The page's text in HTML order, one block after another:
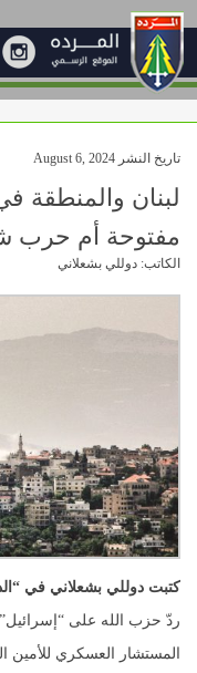
تاريخ النشر August 6, 2024
لبنان
مفتوحة أم حرب
الكاتب: دوللي بشعلاني
كتبت دوللي بشعلاني في
ردّ حزب الله على “إسرائيل”
المستشار العسكري